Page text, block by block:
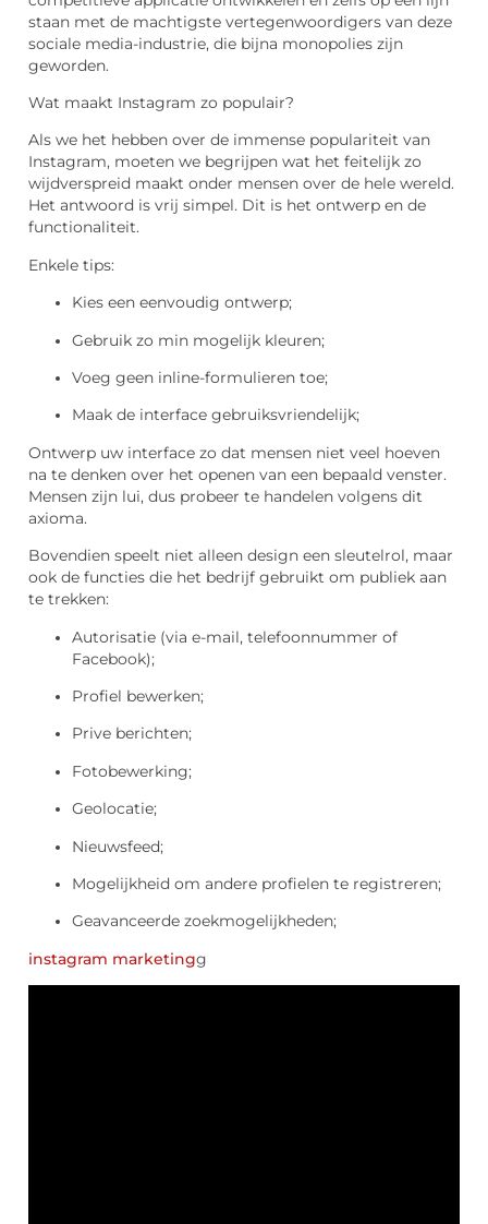
staan ​​met de machtigste vertegenwoordigers van deze
sociale media-industrie, die bijna monopolies zijn
geworden.
Wat maakt Instagram zo populair?
Als we het hebben over de immense populariteit van
Instagram, moeten we begrijpen wat het feitelijk zo
wijdverspreid maakt onder mensen over de hele wereld.
Het antwoord is vrij simpel. Dit is het ontwerp en de
functionaliteit.
Enkele tips:
Kies een eenvoudig ontwerp;
Gebruik zo min mogelijk kleuren;
Voeg geen inline-formulieren toe;
Maak de interface gebruiksvriendelijk;
Ontwerp uw interface zo dat mensen niet veel hoeven
na te denken over het openen van een bepaald venster.
Mensen zijn lui, dus probeer te handelen volgens dit
axioma.
Bovendien speelt niet alleen design een sleutelrol, maar
ook de functies die het bedrijf gebruikt om publiek aan
te trekken:
Autorisatie (via e-mail, telefoonnummer of
Facebook);
Profiel bewerken;
Prive berichten;
Fotobewerking;
Geolocatie;
Nieuwsfeed;
Mogelijkheid om andere profielen te registreren;
Geavanceerde zoekmogelijkheden;
instagram marketingg